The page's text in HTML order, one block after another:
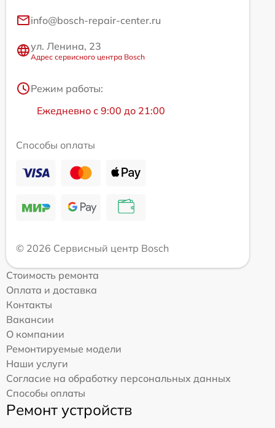
info@bosch-repair-center.ru
ул. Ленина, 23
Адрес сервисного центра Bosch
Режим работы:
Ежедневно с 9:00 до 21:00
Способы оплаты
© 2026 Сервисный центр Bosch
Стоимость ремонта
Оплата и доставка
Контакты
Вакансии
О компании
Ремонтируемые модели
Наши услуги
Согласие на обработку персональных данных
Способы оплаты
Ремонт устройств